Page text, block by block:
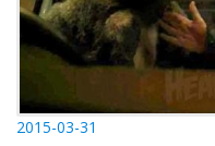
2015-03-31